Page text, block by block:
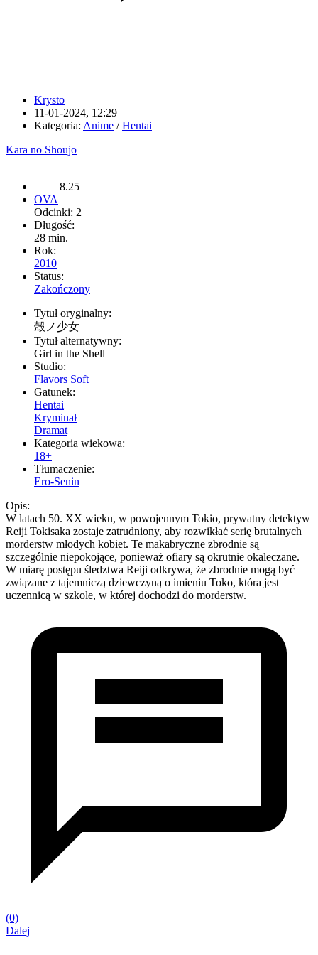
Krysto
11-01-2024, 12:29
Kategoria: Anime /Hentai
Kara no Shoujo
8.25
OVA
Odcinki: 2
Długość:
28 min.
Rok:
2010
Status:
Zakończony
Tytuł oryginalny:
殻ノ少女
Tytuł alternatywny:
Girl in the Shell
Studio:
Flavors Soft
Gatunek:
Hentai
Kryminał
Dramat
Kategoria wiekowa:
18+
Tłumaczenie:
Ero-Senin
Opis:
W latach 50. XX wieku, w powojennym Tokio, prywatny detektyw
Reiji Tokisaka zostaje zatrudniony, aby rozwikłać serię brutalnych
morderstw młodych kobiet. Te makabryczne zbrodnie są
szczególnie niepokojące, ponieważ ofiary są okrutnie okaleczane.
W miarę postępu śledztwa Reiji odkrywa, że zbrodnie mogą być
związane z tajemniczą dziewczyną o imieniu Toko, która jest
uczennicą w szkole, w której dochodzi do morderstw.
(0)
Dalej